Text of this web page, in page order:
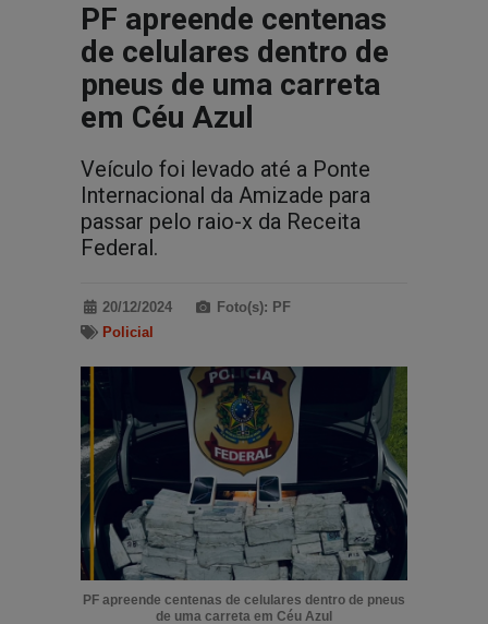
PF apreende centenas
de celulares dentro de
pneus de uma carreta
em Céu Azul
Veículo foi levado até a Ponte
Internacional da Amizade para
passar pelo raio-x da Receita
Federal.
20/12/2024
Foto(s): PF
Policial
PF apreende centenas de celulares dentro de pneus
de uma carreta em Céu Azul